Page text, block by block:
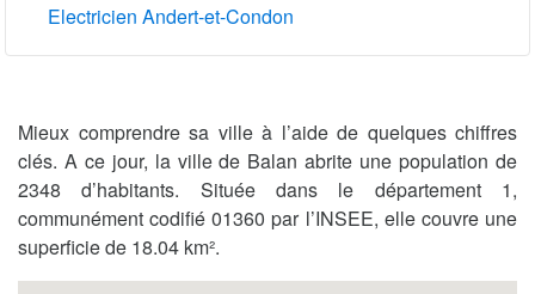
Electricien Andert-et-Condon
Mieux comprendre sa ville à l’aide de quelques chiffres
clés. A ce jour, la ville de Balan abrite une population de
2348 d’habitants. Située dans le département 1,
communément codifié 01360 par l’INSEE, elle couvre une
superficie de 18.04 km².